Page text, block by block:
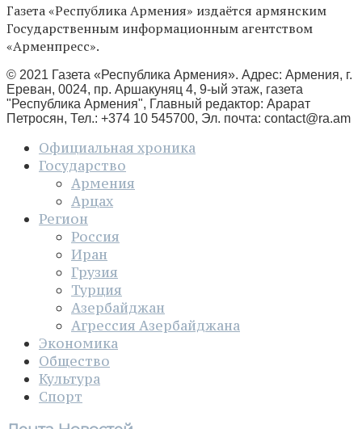
Газета «Республика Армения» издаётся армянским
Государственным информационным агентством
«Арменпресс».
© 2021 Газета «Республика Армения». Адрес: Армения, г.
Ереван, 0024, пр. Аршакуняц 4, 9-ый этаж, газета
"Республика Армения", Главный редактор: Арарат
Петросян, Тел.: +374 10 545700, Эл. почта: contact@ra.am
Официальная хроника
Государство
Армения
Арцах
Регион
Россия
Иран
Грузия
Турция
Азербайджан
Агрессия Азербайджана
Экономика
Общество
Культура
Спорт